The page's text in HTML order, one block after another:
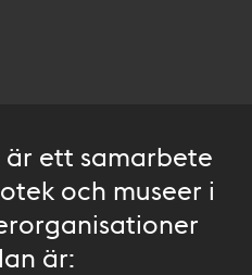
är ett samarbete
och museer i
är: